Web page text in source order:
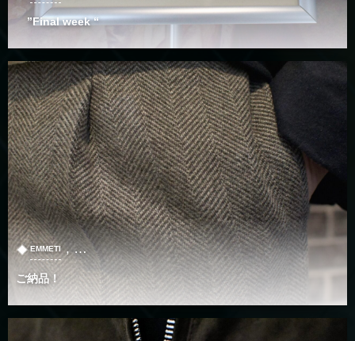
”Final week “
EMMETI , …
ご納品！